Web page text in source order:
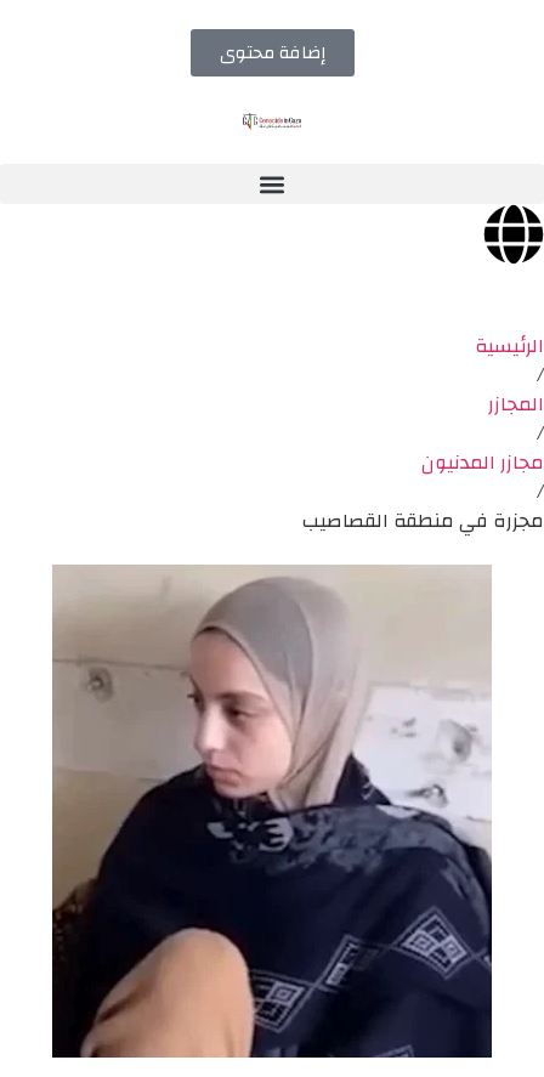
إضافة محتوى
الرئيسية
/
المجازر
/
مجازر المدنيون
/
مجزرة في منطقة القصاصيب